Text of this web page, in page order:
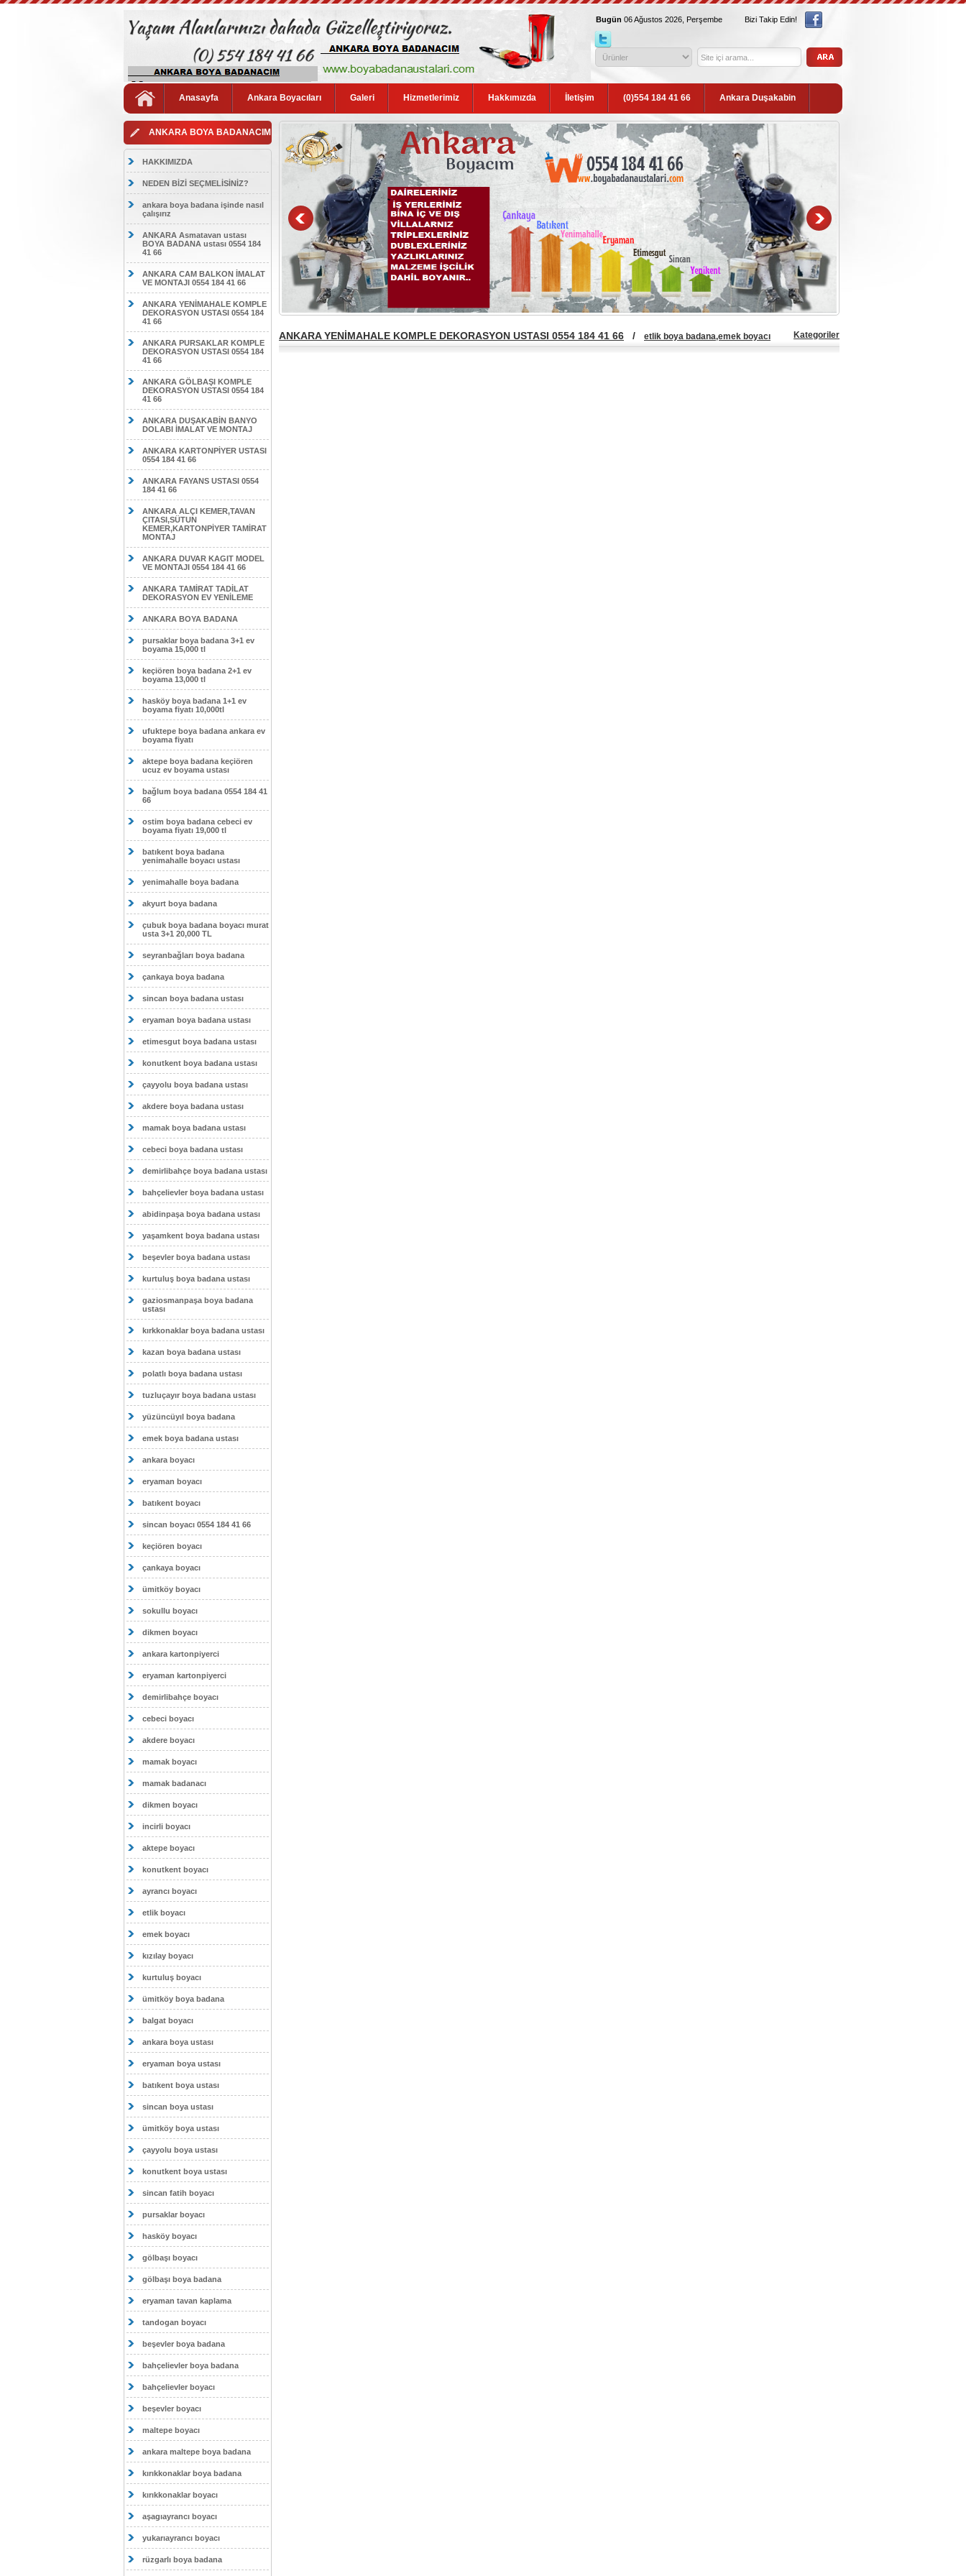
Bugün 06 Ağustos 2026, Perşembe Bizi Takip Edin!
Anasayfa Ankara Boyacıları Galeri Hizmetlerimiz Hakkımızda İletişim (0)554 184 41 66 Ankara Duşakabin
ANKARA BOYA BADANACIM
HAKKIMIZDA
NEDEN BİZİ SEÇMELİSİNİZ?
ankara boya badana işinde nasıl
çalışırız
ANKARA Asmatavan ustası
BOYA BADANA ustası 0554 184
41 66
ANKARA CAM BALKON İMALAT
VE MONTAJI 0554 184 41 66
ANKARA YENİMAHALE KOMPLE
DEKORASYON USTASI 0554 184
41 66
ANKARA PURSAKLAR KOMPLE
DEKORASYON USTASI 0554 184
41 66
ANKARA GÖLBAŞI KOMPLE
DEKORASYON USTASI 0554 184
41 66
ANKARA DUŞAKABİN BANYO
DOLABI İMALAT VE MONTAJ
ANKARA KARTONPİYER USTASI
0554 184 41 66
ANKARA FAYANS USTASI 0554
184 41 66
ANKARA ALÇI KEMER,TAVAN
ÇITASI,SÜTUN
KEMER,KARTONPİYER TAMİRAT
MONTAJ
ANKARA DUVAR KAGIT MODEL
VE MONTAJI 0554 184 41 66
ANKARA TAMİRAT TADİLAT
DEKORASYON EV YENİLEME
ANKARA BOYA BADANA
pursaklar boya badana 3+1 ev
boyama 15,000 tl
keçiören boya badana 2+1 ev
boyama 13,000 tl
hasköy boya badana 1+1 ev
boyama fiyatı 10,000tl
ufuktepe boya badana ankara ev
boyama fiyatı
aktepe boya badana keçiören
ucuz ev boyama ustası
bağlum boya badana 0554 184 41
66
ostim boya badana cebeci ev
boyama fiyatı 19,000 tl
batıkent boya badana
yenimahalle boyacı ustası
yenimahalle boya badana
akyurt boya badana
çubuk boya badana boyacı murat
usta 3+1 20,000 TL
seyranbağları boya badana
çankaya boya badana
sincan boya badana ustası
eryaman boya badana ustası
etimesgut boya badana ustası
konutkent boya badana ustası
çayyolu boya badana ustası
akdere boya badana ustası
mamak boya badana ustası
cebeci boya badana ustası
demirlibahçe boya badana ustası
bahçelievler boya badana ustası
abidinpaşa boya badana ustası
yaşamkent boya badana ustası
beşevler boya badana ustası
kurtuluş boya badana ustası
gaziosmanpaşa boya badana
ustası
kırkkonaklar boya badana ustası
kazan boya badana ustası
polatlı boya badana ustası
tuzluçayır boya badana ustası
yüzüncüyıl boya badana
emek boya badana ustası
ankara boyacı
eryaman boyacı
batıkent boyacı
sincan boyacı 0554 184 41 66
keçiören boyacı
çankaya boyacı
ümitköy boyacı
sokullu boyacı
dikmen boyacı
ankara kartonpiyerci
eryaman kartonpiyerci
demirlibahçe boyacı
cebeci boyacı
akdere boyacı
mamak boyacı
mamak badanacı
dikmen boyacı
incirli boyacı
aktepe boyacı
konutkent boyacı
ayrancı boyacı
etlik boyacı
emek boyacı
kızılay boyacı
kurtuluş boyacı
ümitköy boya badana
balgat boyacı
ankara boya ustası
eryaman boya ustası
batıkent boya ustası
sincan boya ustası
ümitköy boya ustası
çayyolu boya ustası
konutkent boya ustası
sincan fatih boyacı
pursaklar boyacı
hasköy boyacı
gölbaşı boyacı
gölbaşı boya badana
eryaman tavan kaplama
tandogan boyacı
beşevler boya badana
bahçelievler boya badana
bahçelievler boyacı
beşevler boyacı
maltepe boyacı
ankara maltepe boya badana
kırıkkonaklar boya badana
kırıkkonaklar boyacı
aşagıayrancı boyacı
yukarıayrancı boyacı
rüzgarlı boya badana
ANKARA YENİMAHALE KOMPLE DEKORASYON USTASI 0554 184 41 66 / etlik boya badana,emek boyacı Kategoriler